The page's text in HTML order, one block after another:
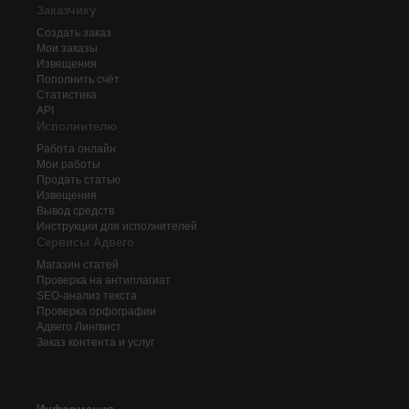
Заказчику
Создать заказ
Мои заказы
Извещения
Пополнить счёт
Статистика
API
Исполнителю
Работа онлайн
Мои работы
Продать статью
Извещения
Вывод средств
Инструкции для исполнителей
Сервисы Адвего
Магазин статей
Проверка на антиплагиат
SEO-анализ текста
Проверка орфографии
Адвего Лингвист
Заказ контента и услуг